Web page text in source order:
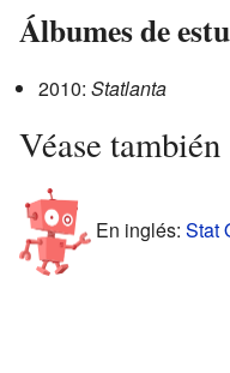
Álbumes de
2010: Statlanta
Véase también
En inglés: Stat